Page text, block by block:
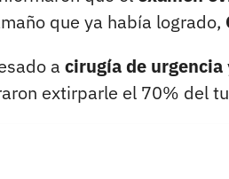
que ya había logrado,
a cirugía de urgencia
extirparle el 70% del